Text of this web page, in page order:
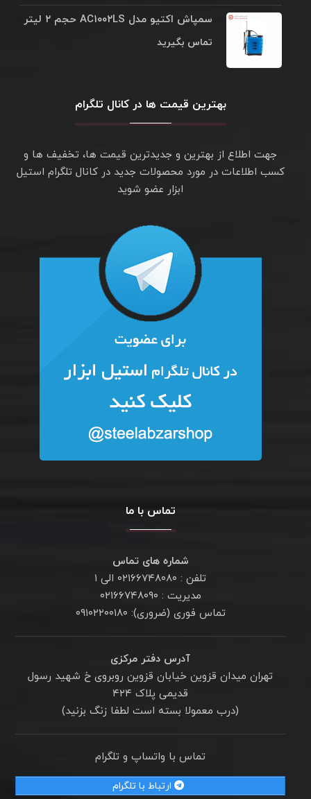
سمپاش اکتیو مدل AC۱۰۰۲LS حجم ۲ لیتر
تماس بگیرید
بهترین قیمت ها در کانال تلگرام
جهت اطلاع از بهترین و جدیدترین قیمت ها، تخفیف ها و
کسب اطلاعات در مورد محصولات جدید در کانال تلگرام استیل
ابزار عضو شوید
تماس با ما
شماره های تماس
تلفن : ۰۲۱۶۶۷۴۸۰۸۰ الی ۱
مدیریت : ۰۲۱۶۶۷۴۸۰۹۰
تماس فوری (ضروری): ۰۹۱۰۲۲۰۰۱۸۰
آدرس دفتر مرکزی
تهران میدان قزوین خیابان قزوین روبروی خ شهید رسول
قدیمی پلاک ۴۲۴
(درب معمولا بسته است لطفا زنگ بزنید)
تماس با واتساپ و تلگرام
ارتباط با تلگرام